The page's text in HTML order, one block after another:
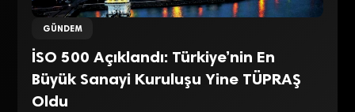
GÜNDEM
İSO 500 Açıklandı: Türkiye’nin En
Büyük Sanayi Kuruluşu Yine TÜPRAŞ
Oldu